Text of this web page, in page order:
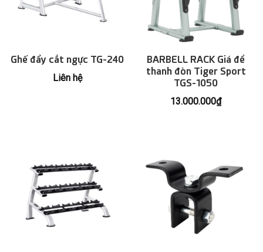
Ghế đẩy cắt ngực TG-240
Liên hệ
BARBELL RACK Giá để
thanh đòn Tiger Sport
TGS-1050
13.000.000₫